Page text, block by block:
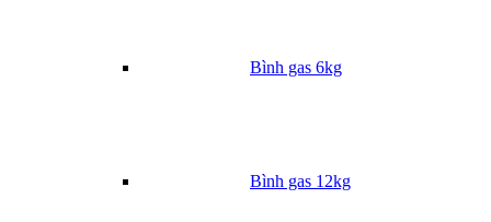
Bình gas 6kg
Bình gas 12kg